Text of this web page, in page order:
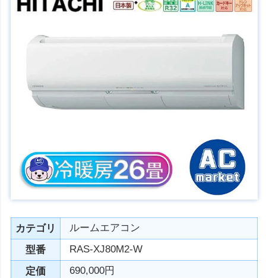
カテゴリ
ルームエアコン
型番
RAS-XJ80M2-W
定価
690,000円